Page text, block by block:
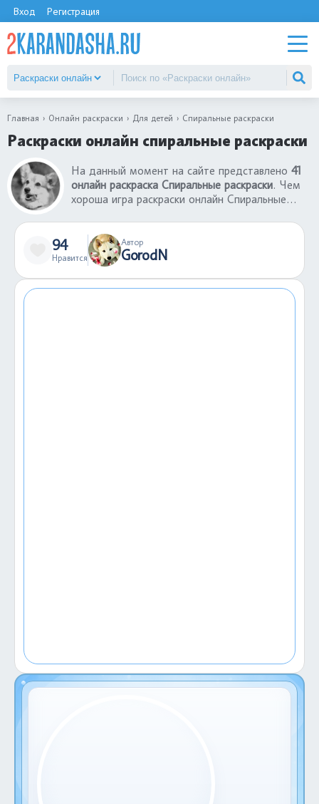
Вход Регистрация
Главная Онлайн раскраски Для детей Спиральные раскраски
Раскраски онлайн спиральные раскраски
На данный момент на сайте представлено 41
онлайн раскраска Спиральные раскраски. Чем
хороша игра раскраски онлайн Спиральные
раскрасить раскраску не нужны бумаги, краски,
фломастеры. В-третьих, играть в раскраски
онлайн Спиральные раскраски можно даже на
94
Нравится
Автор
GorodN